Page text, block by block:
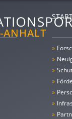
»
»
»
»
»
»
»